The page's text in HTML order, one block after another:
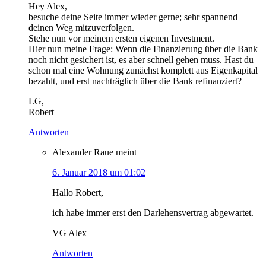
Hey Alex,
besuche deine Seite immer wieder gerne; sehr spannend
deinen Weg mitzuverfolgen.
Stehe nun vor meinem ersten eigenen Investment.
Hier nun meine Frage: Wenn die Finanzierung über die Bank
noch nicht gesichert ist, es aber schnell gehen muss. Hast du
schon mal eine Wohnung zunächst komplett aus Eigenkapital
bezahlt, und erst nachträglich über die Bank refinanziert?
LG,
Robert
Antworten
Alexander Raue meint
6. Januar 2018 um 01:02
Hallo Robert,
ich habe immer erst den Darlehensvertrag abgewartet.
VG Alex
Antworten